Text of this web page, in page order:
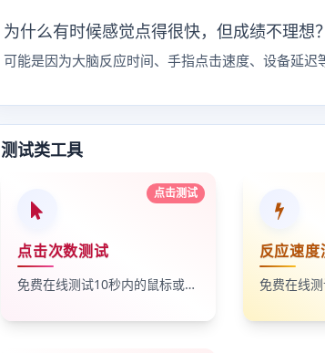
为什么有时候感觉点得很快，但成绩不理想？
可能是因为大脑反应时间、手指点击速度、设备延
测试类工具
点击测试
点击次数测试
免费在线测试10秒内的鼠标或屏幕点击次数。
反应速度